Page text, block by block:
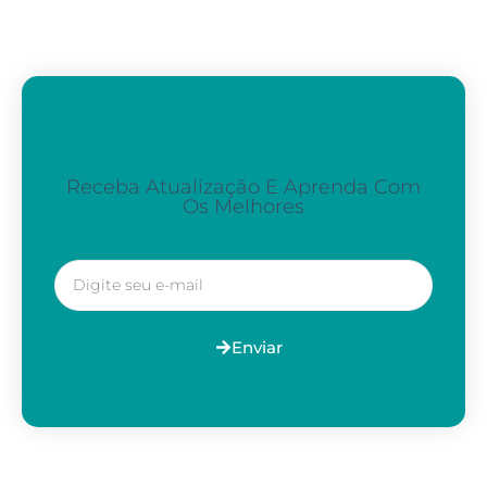
Receba Atualização E Aprenda Com
Os Melhores
Enviar